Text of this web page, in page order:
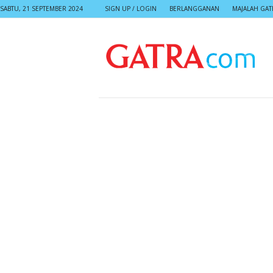
SABTU, 21 SEPTEMBER 2024 SIGN UP / LOGIN BERLANGGANAN MAJALAH